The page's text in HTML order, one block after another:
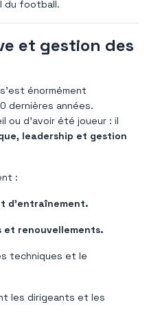
du football.
et gestion des
s'est énormément
dernières années.
ou d'avoir été joueur : il
leadership et gestion
:
d’entraînement.
renouvellements.
techniques et le
les dirigeants et les